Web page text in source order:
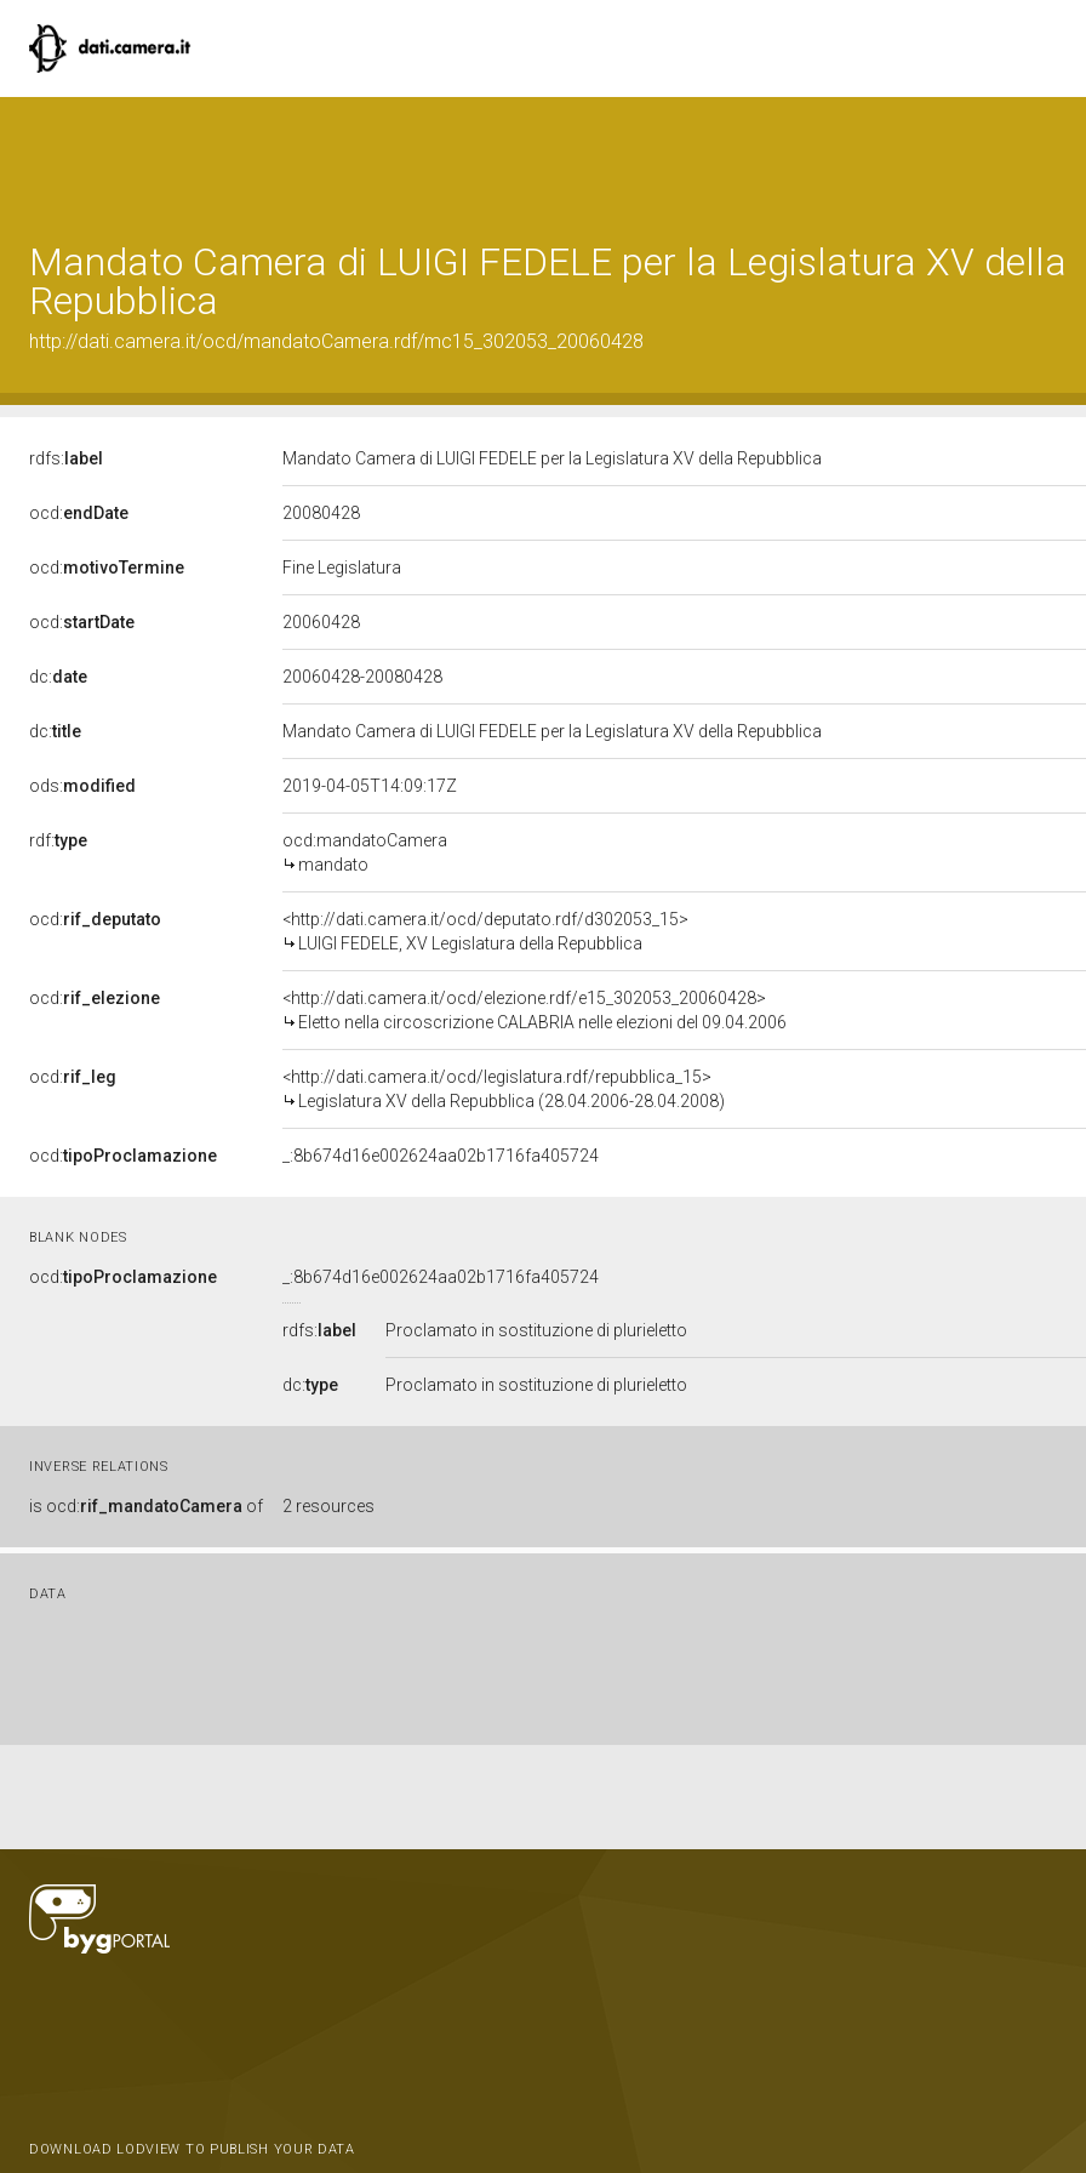
Mandato Camera di LUIGI FEDELE per la Legislatura XV della
Repubblica
http://dati.camera.it/ocd/mandatoCamera.rdf/mc15_302053_20060428
rdfs: label Mandato Camera di LUIGI FEDELE per la Legislatura XV della Repubblica
ocd:endDate 20080428
ocd:motivoTermine Fine Legislatura
ocd:startDate 20060428
dc:date 20060428-20080428
dc:title Mandato Camera di LUIGI FEDELE per la Legislatura XV della Repubblica
ods:modified 2019-04-05T14:09:17Z
rdf:type
ocd:mandatoCamera
mandato
ocd:rif_deputato
<http://dati.camera.it/ocd/deputato.rdf/d302053_15>
LUIGI FEDELE, XV Legislatura della Repubblica
ocd:rif_elezione
<http://dati.camera.it/ocd/elezione.rdf/e15_302053_20060428>
Eletto nella circoscrizione CALABRIA nelle elezioni del 09.04.2006
ocd:rif_leg
<http://dati.camera.it/ocd/legislatura.rdf/repubblica_15>
Legislatura XV della Repubblica (28.04.2006-28.04.2008)
ocd:tipoProclamazione _:8b674d16e002624aa02b1716fa405724
BLANK NODES
ocd:tipoProclamazione _:8b674d16e002624aa02b1716fa405724
rdfs: label Proclamato in sostituzione di plurieletto
dc:type Proclamato in sostituzione di plurieletto
INVERSE RELATIONS
is ocd:rif_mandatoCamera of 2 resources
DATA
DOWNLOAD LODVIEW TO PUBLISH YOUR DATA